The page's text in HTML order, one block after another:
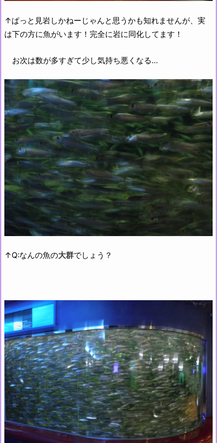
↑ぱっと見岩しかねーじゃんと思うかも知れませんが、実
は下の方に魚がいます！完全に岩に同化してます！
お次は数が多すぎて少し気持ち悪くなる…
↑Q:なんの魚の大群でしょう？